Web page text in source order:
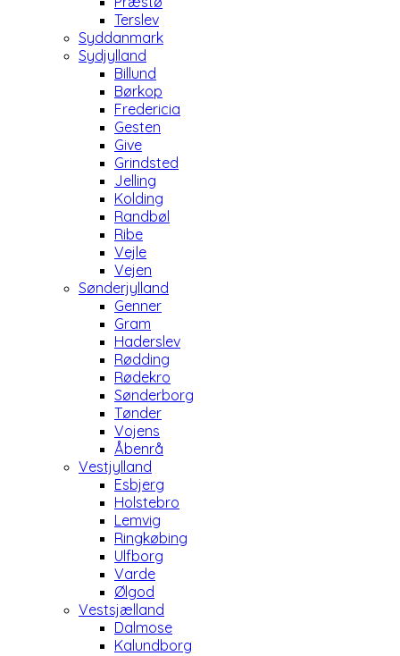
Terslev
Syddanmark
Sydjylland
Billund
Børkop
Fredericia
Gesten
Give
Grindsted
Jelling
Kolding
Randbøl
Ribe
Vejle
Vejen
Sønderjylland
Genner
Gram
Haderslev
Rødding
Rødekro
Sønderborg
Tønder
Vojens
Åbenrå
Vestjylland
Esbjerg
Holstebro
Lemvig
Ringkøbing
Ulfborg
Varde
Ølgod
Vestsjælland
Dalmose
Kalundborg